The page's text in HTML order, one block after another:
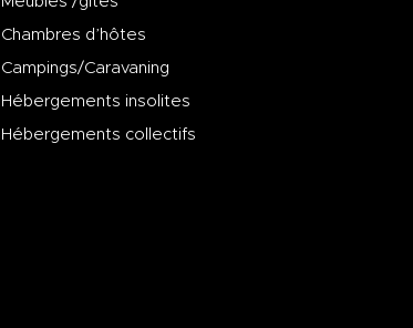
Chambres d’hôtes
Campings/Caravaning
Hébergements insolites
Hébergements collectifs